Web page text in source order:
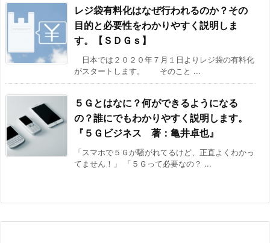
レジ袋有料化はなぜ行われるのか？その
目的と必要性をわかりやすく説明しま
す。【ＳＤＧｓ】
日本では２０２０年７月１日よりレジ袋の有料化
がスタートします。 そのこと ...
５Ｇとはなに？何ができるようになる
の？誰にでもわかりやすく説明します。
『５Ｇビジネス 著：亀井卓也』
「スマホで５Ｇが騒がれてるけど、正直よくわかっ
てません！」 「５Ｇって必要なの？ ...